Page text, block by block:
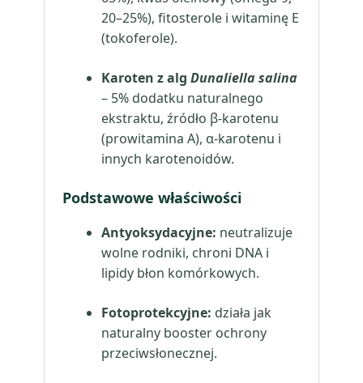
20–25%), fitosterole i witaminę E
(tokoferole).
Karoten z alg Dunaliella salina
– 5% dodatku naturalnego
ekstraktu, źródło β-karotenu
(prowitamina A), α-karotenu i
innych karotenoidów.
Podstawowe właściwości
Antyoksydacyjne: neutralizuje
wolne rodniki, chroni DNA i
lipidy błon komórkowych.
Fotoprotekcyjne: działa jak
naturalny booster ochrony
przeciwsłonecznej.